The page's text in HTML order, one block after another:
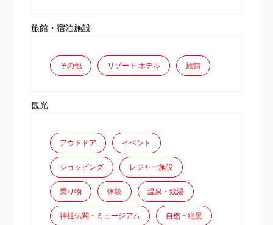
旅館・宿泊施設
その他 リゾート ホテル 旅館
観光
アウトドア イベント
ショッピング レジャー施設
乗り物 体験 温泉・銭湯
神社仏閣・ミュージアム 自然・絶景